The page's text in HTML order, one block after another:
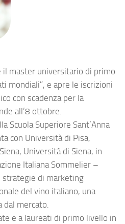
il master universitario di primo
mondiali”, e apre le iscrizioni
con scadenza per la
all’8 ottobre.
Scuola Superiore Sant’Anna
con Università di Pisa,
Università di Siena, in
Italiana Sommelier –
di marketing
del vino italiano, una
dal mercato.
e a laureati di primo livello in